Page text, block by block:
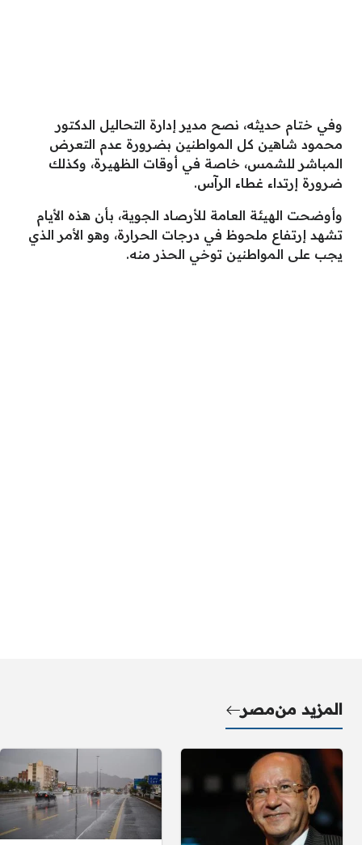
وفي ختام حديثه، نصح مدير إدارة التحاليل الدكتور
محمود شاهين كل المواطنين بضرورة عدم التعرض
المباشر للشمس، خاصة في أوقات الظهيرة، وكذلك
ضرورة إرتداء غطاء الرآس.
وأوضحت الهيئة العامة للأرصاد الجوية، بأن هذه الأيام
تشهد إرتفاع ملحوظ في درجات الحرارة، وهو الأمر الذي
يجب على المواطنين توخي الحذر منه.
المزيد منمصر